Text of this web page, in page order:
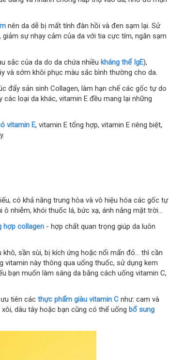
nên da dễ bị mất tính đàn hồi và đen sạm lại. Sử
sự nhạy cảm của da với tia cực tím, ngăn sạm
sắc của da do da chứa nhiều kháng thể IgE),
và sớm khôi phục màu sắc bình thường cho da.
đẩy sản sinh Collagen, làm hạn chế các gốc tự do
các loại da khác, vitamin E đều mang lại những
vitamin E, vitamin E tổng hợp, vitamin E riêng biệt,
có khả năng trung hòa và vô hiệu hóa các gốc tự
nhiễm, khói thuốc lá, bức xạ, ánh nắng mặt trời...
hợp collagen - hợp chất quan trọng giúp da luôn
sần sùi, bị kích ứng hoặc nổi mẩn đỏ... thì cần
vitamin này thông qua uống thuốc, sử dụng kem
bạn muốn làm sáng da bằng cách uống vitamin C,
tiên các thực phẩm giàu vitamin C như: cam và
dâu tây hoặc bạn cũng có thể uống bổ sung